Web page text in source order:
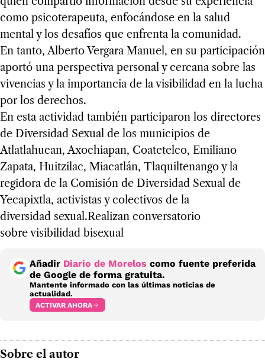
como psicoterapeuta, enfocándose en la salud
mental y los desafíos que enfrenta la comunidad.
En tanto, Alberto Vergara Manuel, en su participación
aportó una perspectiva personal y cercana sobre las
vivencias y la importancia de la visibilidad en la lucha
por los derechos.
En esta actividad también participaron los directores
de Diversidad Sexual de los municipios de
Atlatlahucan, Axochiapan, Coatetelco, Emiliano
Zapata, Huitzilac, Miacatlán, Tlaquiltenango y la
regidora de la Comisión de Diversidad Sexual de
Yecapixtla, activistas y colectivos de la
diversidad sexual.Realizan conversatorio
sobre visibilidad bisexual
Añadir Diario de Morelos como fuente preferida
de Google de forma gratuita.
Mantente informado con las últimas noticias de
actualidad.
ACTIVAR AHORA
Sobre el autor